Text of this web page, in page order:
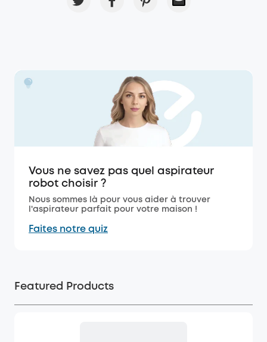
Vous ne savez pas quel aspirateur
robot choisir ?
Nous sommes là pour vous aider à trouver
l'aspirateur parfait pour votre maison !
Faites notre quiz
Featured Products